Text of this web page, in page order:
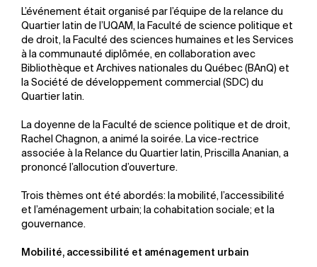
L’événement était organisé par l’équipe de la relance du
Quartier latin de l’UQAM, la Faculté de science politique et
de droit, la Faculté des sciences humaines et les Services
à la communauté diplômée, en collaboration avec
Bibliothèque et Archives nationales du Québec (BAnQ) et
la Société de développement commercial (SDC) du
Quartier latin.
La doyenne de la Faculté de science politique et de droit,
Rachel Chagnon, a animé la soirée. La vice-rectrice
associée à la Relance du Quartier latin, Priscilla Ananian, a
prononcé l’allocution d’ouverture.
Trois thèmes ont été abordés: la mobilité, l’accessibilité
et l’aménagement urbain; la cohabitation sociale; et la
gouvernance.
Mobilité, accessibilité et aménagement urbain